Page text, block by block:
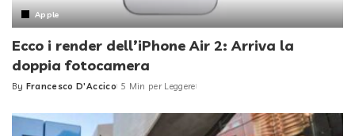
Apple
Ecco i render dell’iPhone Air 2: Arriva la
doppia fotocamera
Posted
By Francesco D'Accico 5 Min per Leggere